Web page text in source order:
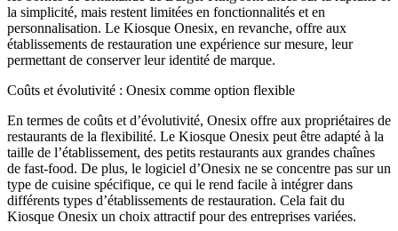
la simplicité, mais restent limitées en fonctionnalités et en
personnalisation. Le Kiosque Onesix, en revanche, offre aux
établissements de restauration une expérience sur mesure, leur
permettant de conserver leur identité de marque.
Coûts et évolutivité : Onesix comme option flexible
En termes de coûts et d’évolutivité, Onesix offre aux propriétaires de
restaurants de la flexibilité. Le Kiosque Onesix peut être adapté à la
taille de l’établissement, des petits restaurants aux grandes chaînes
de fast-food. De plus, le logiciel d’Onesix ne se concentre pas sur un
type de cuisine spécifique, ce qui le rend facile à intégrer dans
différents types d’établissements de restauration. Cela fait du
Kiosque Onesix un choix attractif pour des entreprises variées.